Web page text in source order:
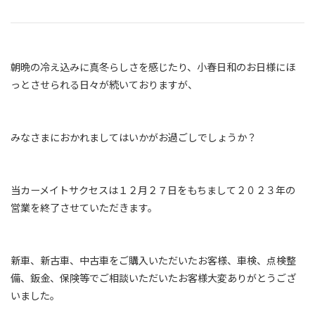
朝晩の冷え込みに真冬らしさを感じたり、小春日和のお日様にほ
っとさせられる日々が続いておりますが、
みなさまにおかれましてはいかがお過ごしでしょうか？
当カーメイトサクセスは１２月２７日をもちまして２０２３年の
営業を終了させていただきます。
新車、新古車、中古車をご購入いただいたお客様、車検、点検整
備、鈑金、保険等でご相談いただいたお客様大変ありがとうござ
いました。